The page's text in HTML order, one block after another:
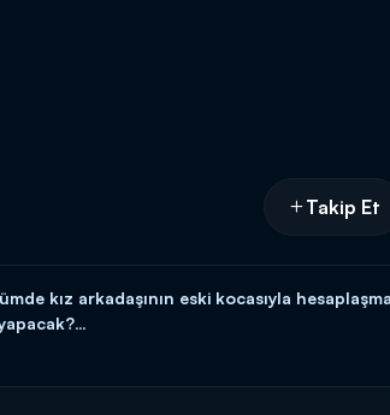
Takip Et
kız arkadaşının eski kocasıyla